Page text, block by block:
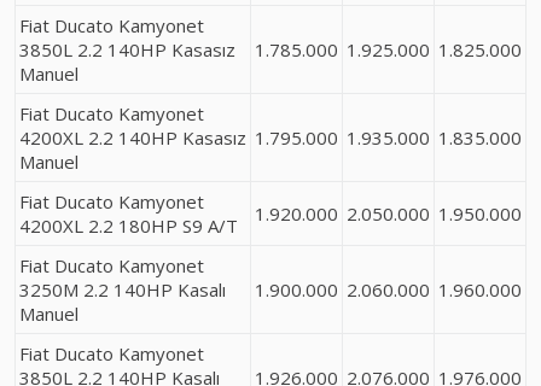
Fiat Ducato Kamyonet
3850L 2.2 140HP Kasasız
Manuel
1.785.000 1.925.000 1.825.000
Fiat Ducato Kamyonet
4200XL 2.2 140HP Kasasız
Manuel
1.795.000 1.935.000 1.835.000
Fiat Ducato Kamyonet
4200XL 2.2 180HP S9 A/T
1.920.000 2.050.000 1.950.000
Fiat Ducato Kamyonet
3250M 2.2 140HP Kasalı
Manuel
1.900.000 2.060.000 1.960.000
Fiat Ducato Kamyonet
3850L 2.2 140HP Kasalı
1.926.000 2.076.000 1.976.000